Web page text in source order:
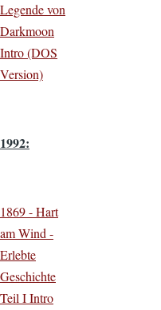
Legende von
Darkmoon
Intro (DOS
Version)
1992:
1869 - Hart
am Wind -
Erlebte
Geschichte
Teil I Intro